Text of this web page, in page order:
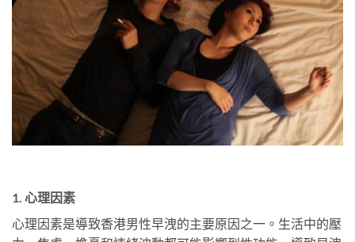
1. 心理因素
心理因素是導致香港男性早洩的主要原因之一。生活中的壓